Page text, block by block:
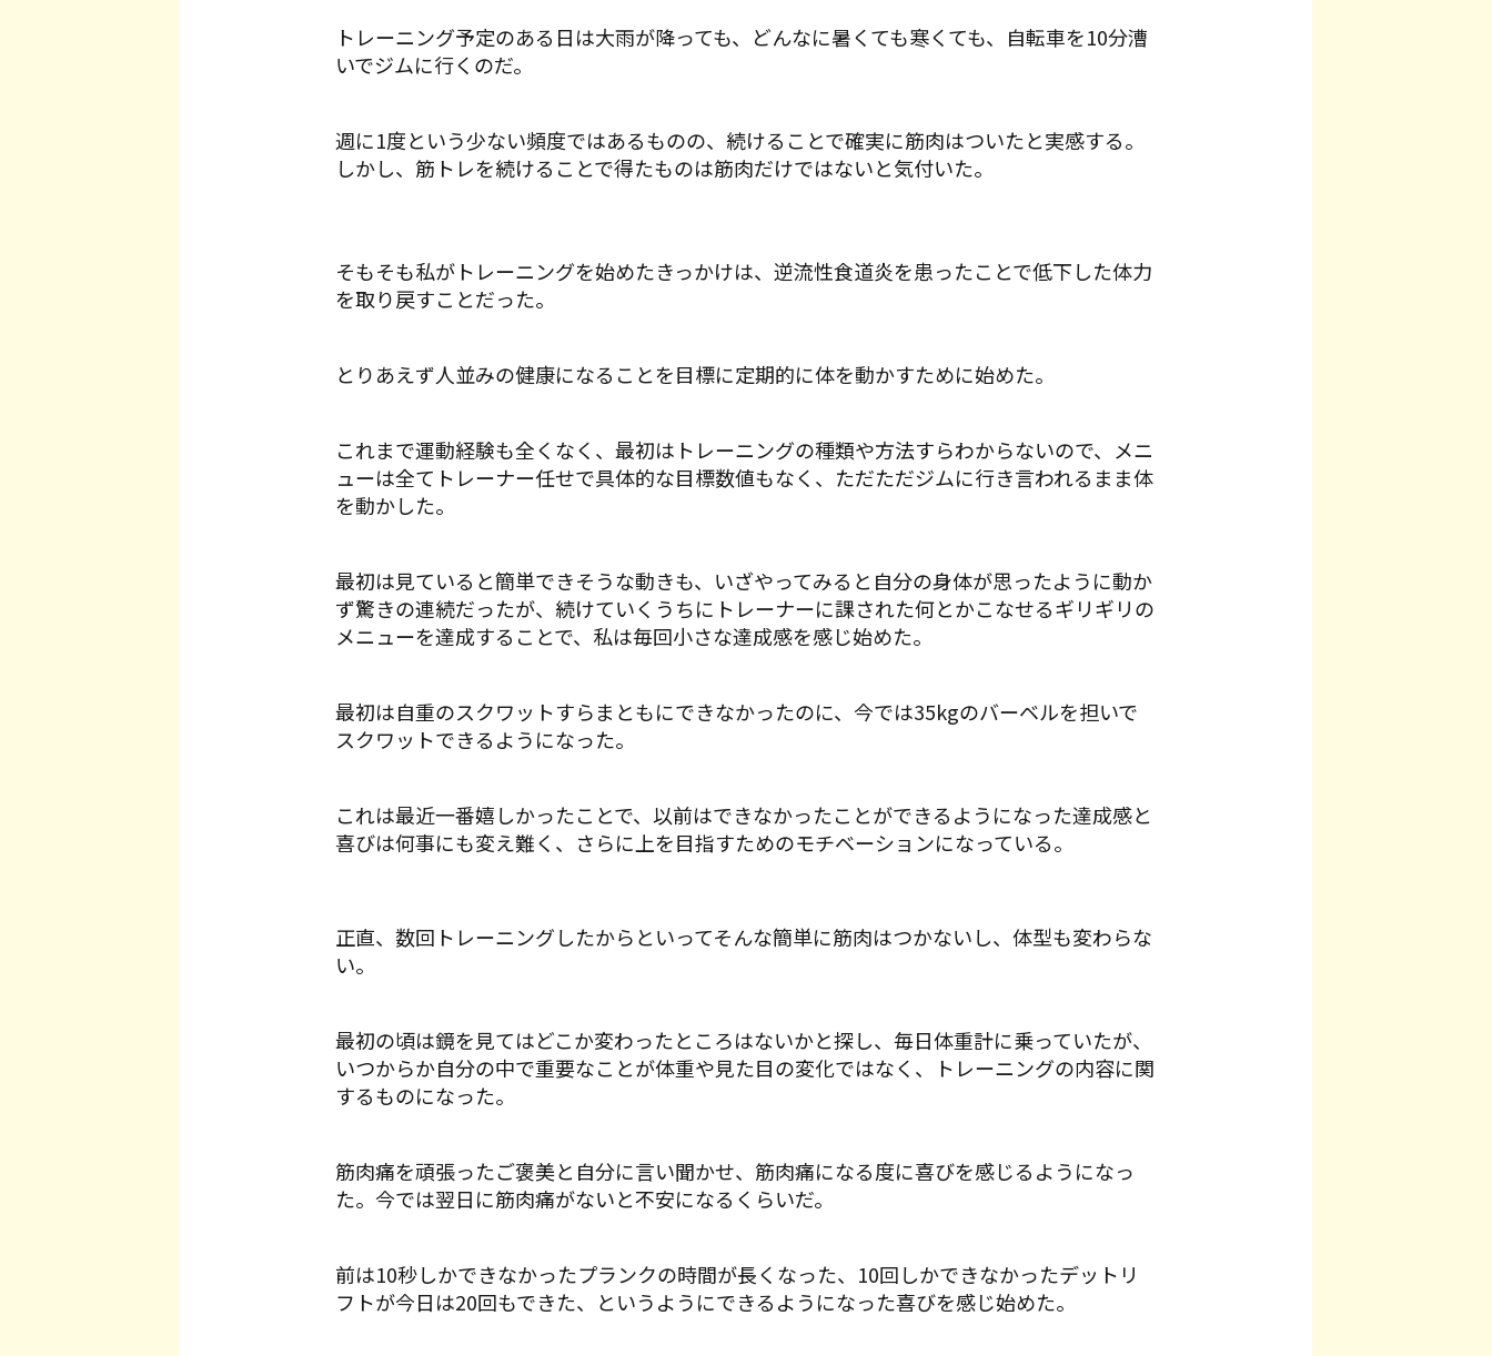
トレーニング予定のある日は大雨が降っても、どんなに暑くても寒くても、自転車を10分漕
いでジムに行くのだ。
週に1度という少ない頻度ではあるものの、続けることで確実に筋肉はついたと実感する。
しかし、筋トレを続けることで得たものは筋肉だけではないと気付いた。
そもそも私がトレーニングを始めたきっかけは、逆流性食道炎を患ったことで低下した体力
を取り戻すことだった。
とりあえず人並みの健康になることを目標に定期的に体を動かすために始めた。
これまで運動経験も全くなく、最初はトレーニングの種類や方法すらわからないので、メニ
ューは全てトレーナー任せで具体的な目標数値もなく、ただただジムに行き言われるまま体
を動かした。
最初は見ていると簡単できそうな動きも、いざやってみると自分の身体が思ったように動か
ず驚きの連続だったが、続けていくうちにトレーナーに課された何とかこなせるギリギリの
メニューを達成することで、私は毎回小さな達成感を感じ始めた。
最初は自重のスクワットすらまともにできなかったのに、今では35kgのバーベルを担いで
スクワットできるようになった。
これは最近一番嬉しかったことで、以前はできなかったことができるようになった達成感と
喜びは何事にも変え難く、さらに上を目指すためのモチベーションになっている。
正直、数回トレーニングしたからといってそんな簡単に筋肉はつかないし、体型も変わらな
い。
最初の頃は鏡を見てはどこか変わったところはないかと探し、毎日体重計に乗っていたが、
いつからか自分の中で重要なことが体重や見た目の変化ではなく、トレーニングの内容に関
するものになった。
筋肉痛を頑張ったご褒美と自分に言い聞かせ、筋肉痛になる度に喜びを感じるようになっ
た。今では翌日に筋肉痛がないと不安になるくらいだ。
前は10秒しかできなかったプランクの時間が長くなった、10回しかできなかったデットリ
フトが今日は20回もできた、というようにできるようになった喜びを感じ始めた。